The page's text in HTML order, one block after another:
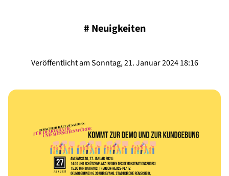
# Neuigkeiten
Veröffentlicht am Sonntag, 21. Januar 2024 18:16